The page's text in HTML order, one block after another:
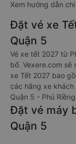
Xem hướng dẫn
Đặt vé xe
Quận 5
Vé xe tết 2027 từ
bố. Vexere.com
xe Tết 2027 bao
các hãng xe
Quận 5 - Phú
Đặt vé máy
Quận 5